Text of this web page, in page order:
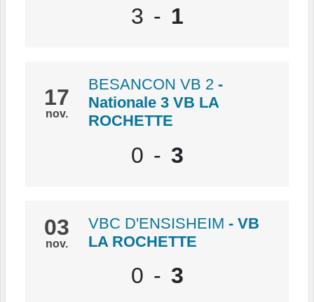
3 - 1
17
nov.
BESANCON VB 2 -
Nationale 3 VB LA
ROCHETTE
0 - 3
03
nov.
VBC D'ENSISHEIM - VB
LA ROCHETTE
0 - 3